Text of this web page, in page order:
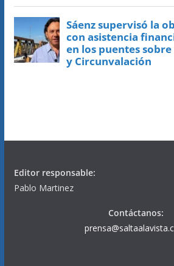
Editor responsable:
Pablo Martinez
Contáctanos: